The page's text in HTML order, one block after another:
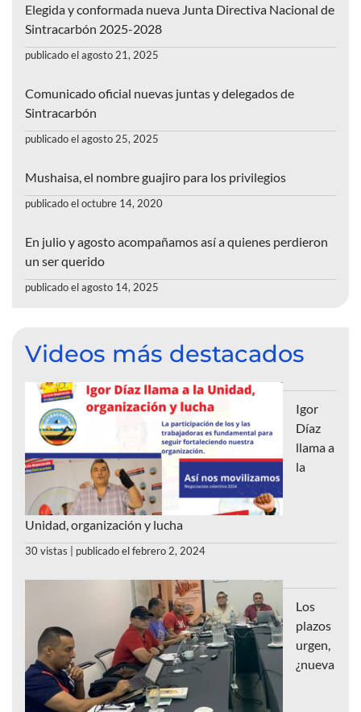
Elegida y conformada nueva Junta Directiva Nacional de
Sintracarbón 2025-2028
publicado el agosto 21, 2025
Comunicado oficial nuevas juntas y delegados de
Sintracarbón
publicado el agosto 25, 2025
Mushaisa, el nombre guajiro para los privilegios
publicado el octubre 14, 2020
En julio y agosto acompañamos así a quienes perdieron
un ser querido
publicado el agosto 14, 2025
Videos más destacados
Igor
Díaz
llama a
la
Unidad, organización y lucha
30 vistas publicado el febrero 2, 2024
Los
plazos
urgen,
¿nueva